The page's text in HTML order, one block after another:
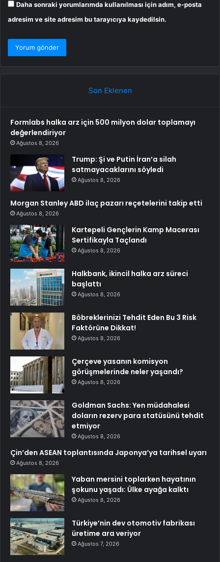
Daha sonraki yorumlarımda kullanılması için adım, e-posta
adresim ve site adresim bu tarayıcıya kaydedilsin.
Son Eklenen
Formlabs halka arz için 500 milyon dolar toplamayı
değerlendiriyor
Ağustos 8, 2026
Trump: Şi ve Putin İran’a silah
satmayacaklarını söyledi
Ağustos 8, 2026
Morgan Stanley ABD ilaç pazarı reçetelerini takip etti
Ağustos 8, 2026
Kartepeli Gençlerin Kamp Macerası
Sertifikayla Taçlandı
Ağustos 8, 2026
Halkbank, ikincil halka arz süreci
başlattı
Ağustos 8, 2026
Böbreklerinizi Tehdit Eden Bu 3 Risk
Faktörüne Dikkat!
Ağustos 8, 2026
Çerçeve yasanın komisyon
görüşmelerinde neler yaşandı?
Ağustos 8, 2026
Goldman Sachs: Yen müdahalesi
doların rezerv para statüsünü tehdit
etmiyor
Ağustos 8, 2026
Çin’den ASEAN toplantısında Japonya’ya tarihsel uyarı
Ağustos 8, 2026
Yaban mersini toplarken hayatının
şokunu yaşadı: Ülke ayağa kalktı
Ağustos 8, 2026
Türkiye’nin dev otomotiv fabrikası
üretime ara veriyor
Ağustos 7, 2026